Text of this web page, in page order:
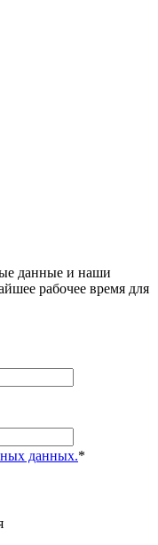
данные и наши
рабочее время для
данных.*